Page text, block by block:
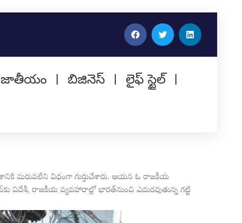
జాతీయం బిజినెస్ లైఫ్ స్టైల్
మరువలేని విధంగా గుర్తుచేశారు. ఆయన ఓ రాజకీయ
విదేశీ, రాజకీయ వ్యవహారాల్లో భారత్‌నుంచి ఎదురవుతున్న గట్టి